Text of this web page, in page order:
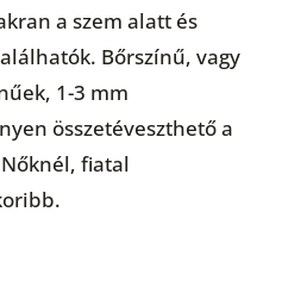
a szem alatt és
Bőrszínű, vagy
1-3 mm
összetéveszthető a
fiatal